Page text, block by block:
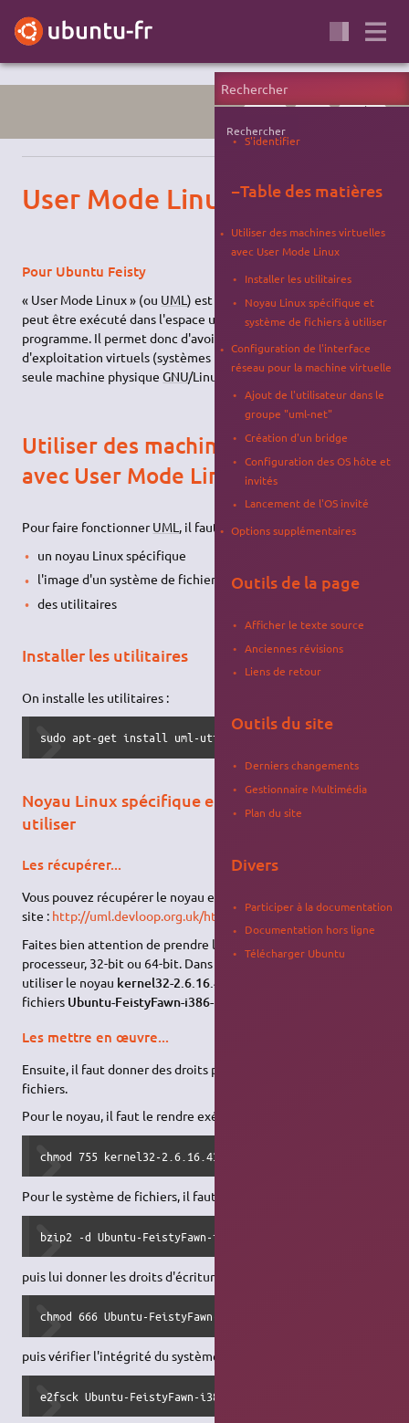
KERNEL LINUX SYSTÈME
User Mode Linux ( UML )
Pour Ubuntu Feisty
« User Mode Linux » (ou UML) est un noyau Linux compilé qui
peut être exécuté dans l'espace utilisateur comme un simple
programme. Il permet donc d'avoir plusieurs systèmes
d'exploitation virtuels (systèmes nommés « invités ») sur une
seule machine physiqueGNU/Linux (système nommé « hôte »).
Utiliser des machines virtuelles
avec User Mode Linux
Pour faire fonctionnerUML , il faut récupérer trois choses :
un noyau Linux spécifique
l'image d'un système de fichiers
des utilitaires
Installer les utilitaires
On installe les utilitaires :
sudo apt-get install uml-utilities bridge-utils
Noyau Linux spécifique et système de fichiers à
utiliser
Les récupérer...
Vous pouvez récupérer le noyau et le système de fichiers sur ce
site : http://uml.devloop.org.uk/http://fs.devloop.org.uk/
Faites bien attention de prendre la bonne version selon votre
processeur, 32-bit ou 64-bit. Dans notre exemple nous allons
utiliser le noyau kernel32-2.6.16.43-bs2
fichiers Ubuntu-FeistyFawn-i386-root_fs.bz2
Les mettre en œuvre...
Ensuite, il faut donner des droits particuliers à ces deux
fichiers.
Pour le noyau, il faut le rendre exécutable :
chmod 755 kernel32-2.6.16.43-bs2
Pour le système de fichiers, il faut le décompresser :
bzip2 -d Ubuntu-FeistyFawn-i386-root_fs.bz2
puis lui donner les droits d'écriture :
chmod 666 Ubuntu-FeistyFawn-i386-root_fs
puis vérifier l'intégrité du système de fichiers :
e2fsck Ubuntu-FeistyFawn-i386-root_fs
Rechercher
S'identifier
−Table des matières
Utiliser des machines virtuelles
avec User Mode Linux
Installer les utilitaires
Noyau Linux spécifique et
système de fichiers à utiliser
Configuration de l'interface
réseau pour la machine virtuelle
Ajout de l'utilisateur dans le
groupe "uml-net"
Création d'un bridge
Configuration des OS hôte et
invités
Lancement de l'OS invité
Options supplémentaires
Outils de la page
Afficher le texte source
Anciennes révisions
Liens de retour
Outils du site
Derniers changements
Gestionnaire Multimédia
Plan du site
Divers
Participer à la documentation
Documentation hors ligne
Télécharger Ubuntu